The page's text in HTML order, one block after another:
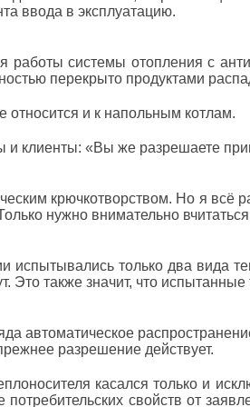
ввода в эксплуатацию.
работы системы отопления с
перекрыто продуктами
относится и к напольным котлам.
и клиенты: «Вы же разрешаете
крючкотворством. Но я
нужно внимательно
испытывались только два вида
Это также значит, что
автоматическое
разрешение действует.
касался только и
потребительских свойств от